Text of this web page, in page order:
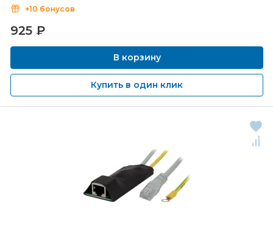
+10 бонусов
925 ₽
В корзину
Купить в один клик